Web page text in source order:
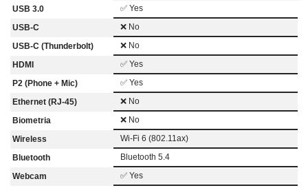
USB 3.0
✅ Yes
USB-C
❌ No
USB-C (Thunderbolt)
❌ No
HDMI
✅ Yes
P2 (Phone + Mic)
✅ Yes
Ethernet (RJ-45)
❌ No
Biometria
❌ No
Wireless
Wi-Fi 6 (802.11ax)
Bluetooth
Bluetooth 5.4
Webcam
✅ Yes